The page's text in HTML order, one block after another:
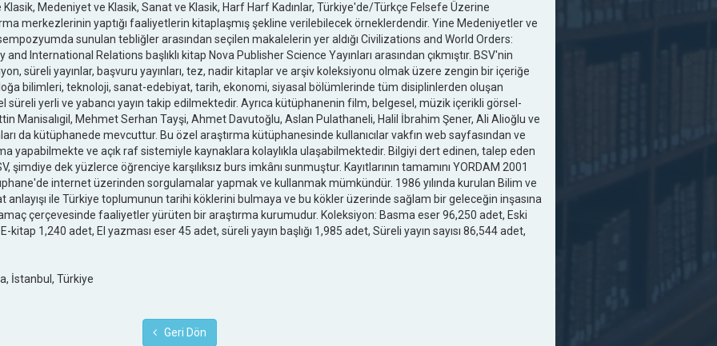
Medeniyet ve Klasik, Sanat ve Klasik, Harf Harf Kadınlar, Türkiye'de/Türkçe Felsefe Üzerine
merkezlerinin yaptığı faaliyetlerin kitaplaşmış şekline verilebilecek örneklerdendir. Yine Medeniyetler ve
sunulan tebliğler arasından seçilen makalelerin yer aldığı Civilizations and World Orders:
International Relations başlıklı kitap Nova Publisher Science Yayınları arasından çıkmıştır. BSV'nin
süreli yayınlar, başvuru yayınları, tez, nadir kitaplar ve arşiv koleksiyonu olmak üzere zengin bir içeriğe
bilimleri, teknoloji, sanat-edebiyat, tarih, ekonomi, siyasal bölümlerinde tüm disiplinlerden oluşan
süreli yerli ve yabancı yayın takip edilmektedir. Ayrıca kütüphanenin film, belgesel, müzik içerikli görsel-
Manisalıgil, Mehmet Serhan Tayşi, Ahmet Davutoğlu, Aslan Pulathaneli, Halil İbrahim Şener, Ali Alioğlu ve
da kütüphanede mevcuttur. Bu özel araştırma kütüphanesinde kullanıcılar vakfın web sayfasından ve
yapabilmekte ve açık raf sistemiyle kaynaklara kolaylıkla ulaşabilmektedir. Bilgiyi dert edinen, talep eden
şimdiye dek yüzlerce öğrenciye karşılıksız burs imkânı sunmuştur. Kayıtlarının tamamını YORDAM 2001
internet üzerinden sorgulamalar yapmak ve kullanmak mümkündür. 1986 yılında kurulan Bilim ve
anlayışı ile Türkiye toplumunun tarihi köklerini bulmaya ve bu kökler üzerinde sağlam bir geleceğin inşasına
çerçevesinde faaliyetler yürüten bir araştırma kurumudur. Koleksiyon: Basma eser 96,250 adet, Eski
1,240 adet, El yazması eser 45 adet, süreli yayın başlığı 1,985 adet, Süreli yayın sayısı 86,544 adet,
İstanbul, Türkiye
Geri Dön